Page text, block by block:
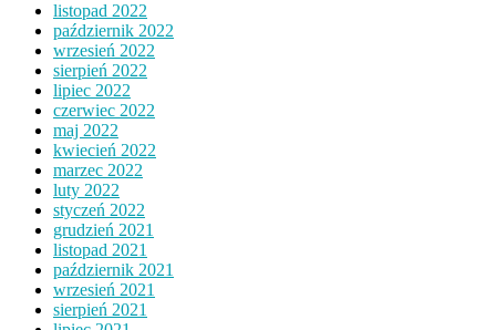
listopad 2022
październik 2022
wrzesień 2022
sierpień 2022
lipiec 2022
czerwiec 2022
maj 2022
kwiecień 2022
marzec 2022
luty 2022
styczeń 2022
grudzień 2021
listopad 2021
październik 2021
wrzesień 2021
sierpień 2021